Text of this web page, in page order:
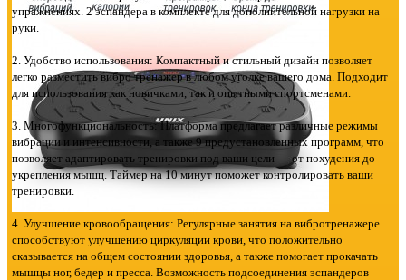
упражнениях. 2 эспандера в комплекте для дополнительной нагрузки на
руки.
2. Удобство использования: Компактный и стильный дизайн позволяет
легко разместить вибро тренажер в любом уголке вашего дома. Подходит
для использования как новичками, так и опытными спортсменами.
3. Многофункциональность: Платформа предлагает различные режимы
вибрации и интенсивности, а также 9 предустановленных программ, что
позволяет адаптировать тренировки под ваши цели — от похудения до
укрепления мышц. Таймер на 10 минут поможет контролировать ваши
тренировки.
4. Улучшение кровообращения: Регулярные занятия на вибротренажере
способствуют улучшению циркуляции крови, что положительно
сказывается на общем состоянии здоровья, а также помогает прокачать
мышцы ног, бедер и пресса. Возможность подсоединения эспандеров